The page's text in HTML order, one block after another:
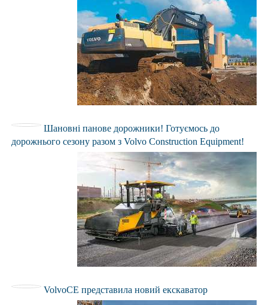
Шановні панове дорожники! Готуємось до
дорожнього сезону разом з Volvo Construction Equipment!
VolvoCE представила новий екскаватор